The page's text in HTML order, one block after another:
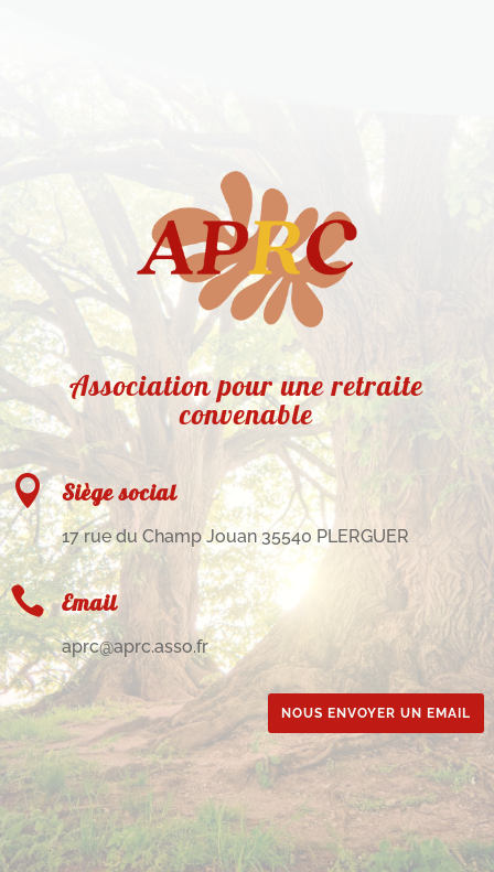
Association pour une retraite
convenable
 Siège social
17 rue du Champ Jouan 35540 PLERGUER
 Email
aprc@aprc.asso.fr
NOUS ENVOYER UN EMAIL